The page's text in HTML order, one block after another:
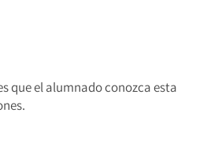
que el alumnado conozca esta